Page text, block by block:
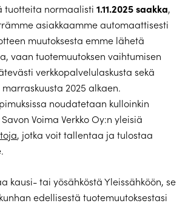
tuotteita normaalisti 1.11.2025 saakka,
asiakkaamme automaattisesti
muutoksesta emme lähetä
vaan tuotemuutoksen vaihtumisen
verkkopalvelulaskusta sekä
2025 alkaen.
noudatetaan kulloinkin
Voima Verkko Oy:n yleisiä
, jotka voit tallentaa ja tulostaa
kausi- tai yösähköstä Yleissähköön, se
edellisestä tuotemuutoksestasi